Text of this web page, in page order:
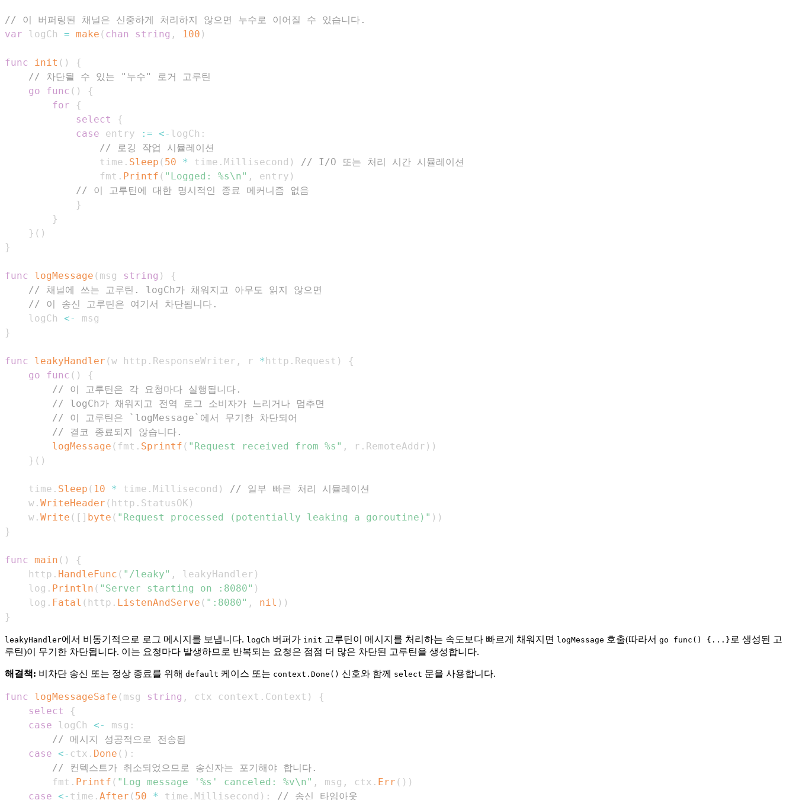
// 이 버퍼링된 채널은 신중하게 처리하지 않으면 누수로 이어질 수 있습니다.
var logCh = make ( chan string , 100 )
func init ( )
{
// 차단될 수 있는 "누수" 로거 고루틴
go
func ( )
{
for
{
select
{
case entry := <- logCh :
// 로깅 작업 시뮬레이션
				time
. Sleep ( 50 * time . Millisecond )
// I/O 또는 처리 시간 시뮬레이션
				fmt
. Printf ( "Logged: %s\n" , entry )
// 이 고루틴에 대한 명시적인 종료 메커니즘 없음
}
}
} ( )
}
func logMessage ( msg string )
{
// 채널에 쓰는 고루틴. logCh가 채워지고 아무도 읽지 않으면
// 이 송신 고루틴은 여기서 차단됩니다.
	logCh
<-
}
func leakyHandler (w http . ResponseWriter , r *http . Request )
{
go
func ( )
{
// 이 고루틴은 각 요청마다 실행됩니다.
// logCh가 채워지고 전역 로그 소비자가 느리거나 멈추면
// 이 고루틴은 `logMessage`에서 무기한 차단되어
// 결코 종료되지 않습니다.
logMessage ( fmt . Sprintf ( "Request received from %s" , r . RemoteAddr ) )
} ( )
	time
. Sleep ( 10 * time . Millisecond )
// 일부 빠른 처리 시뮬레이션
	w
. WriteHeader ( http . StatusOK )
	w
. Write ( [ ] byte ( "Request processed (potentially leaking a goroutine)" ) )
}
func main ( )
{
	http
. HandleFunc ( "/leaky" , leakyHandler )
	log
. Println ( "Server starting on :8080" )
	log
. Fatal ( http . ListenAndServe ( ":8080" , nil ) )
}
leakyHandler에서 비동기적으로 로그 메시지를 보냅니다. logCh 버퍼가 init 고루틴이 메시지를 처리하는 속도보다 빠르게 채워지면 logMessage 호출(따라서 go func() {...} 로 생성된 고
루틴)이 무기한 차단됩니다. 이는 요청마다 발생하므로 반복되는 요청은 점점 더 많은 차단된 고루틴을 생성합니다.
해결책: 비차단 송신 또는 정상 종료를 위해 default 케이스 또는 context.Done() 신호와 함께 select 문을 사용합니다.
func logMessageSafe ( msg string , ctx context . Context )
{
select
{
case logCh <- msg :
// 메시지 성공적으로 전송됨
case <- ctx . Done ( ) :
// 컨텍스트가 취소되었으므로 송신자는 포기해야 합니다.
		fmt
. Printf ( "Log message '%s' canceled: %v\n" , msg , ctx . Err ( ) )
case <- time . After ( 50 * time . Millisecond ) : // 송신 타임아웃